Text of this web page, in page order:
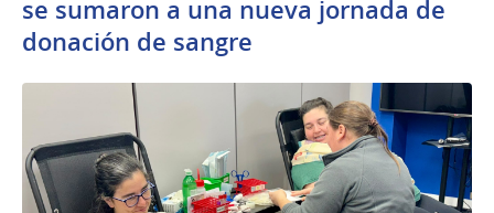
se sumaron a una nueva jornada de
donación de sangre